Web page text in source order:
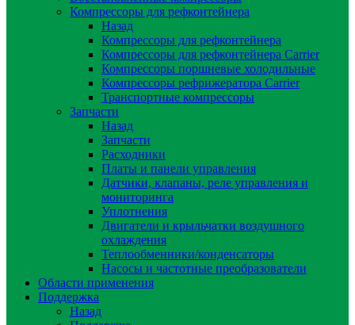
Компрессоры для рефконтейнера
Назад
Компрессоры для рефконтейнера
Компрессоры для рефконтейнера Carrier
Компрессоры поршневые холодильные
Компрессоры рефрижератора Carrier
Транспортные компрессоры
Запчасти
Назад
Запчасти
Расходники
Платы и панели управления
Датчики, клапаны, реле управления и
мониторинга
Уплотнения
Двигатели и крыльчатки воздушного
охлаждения
Теплообменники/конденсаторы
Насосы и частотные преобразователи
Области применения
Поддержка
Назад